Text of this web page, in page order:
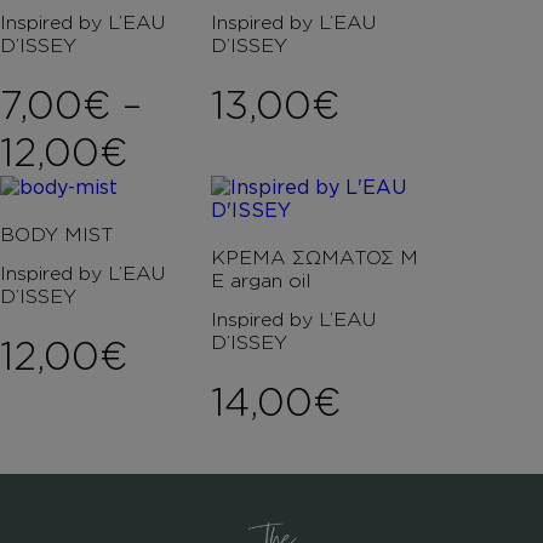
Inspired by L’EAU
D’ISSEY
7,00€ –
12,00€
Inspired by L’EAU
D’ISSEY
13,00€
BODY MIST
Inspired by L’EAU
D’ISSEY
12,00€
ΚΡΕΜΑ ΣΩΜΑΤΟΣ Μ
Ε argan oil
Inspired by L’EAU
D’ISSEY
14,00€